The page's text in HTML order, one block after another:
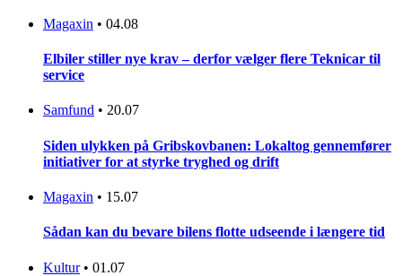
Magaxin • 04.08
Elbiler stiller nye krav – derfor vælger flere Teknicar til
service
Samfund • 20.07
Siden ulykken på Gribskovbanen: Lokaltog gennemfører
initiativer for at styrke tryghed og drift
Magaxin • 15.07
Sådan kan du bevare bilens flotte udseende i længere tid
Kultur • 01.07